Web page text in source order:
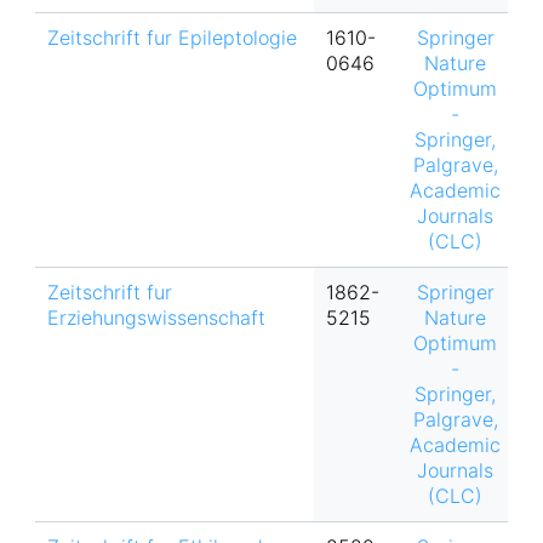
Zeitschrift fur Epileptologie
1610-
0646
Springer
Nature
Optimum
-
Springer,
Palgrave,
Academic
Journals
(CLC)
Zeitschrift fur
Erziehungswissenschaft
1862-
5215
Springer
Nature
Optimum
-
Springer,
Palgrave,
Academic
Journals
(CLC)